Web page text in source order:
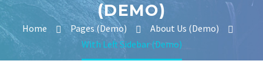
(DEMO)
Home Pages (Demo)
About Us (Demo)
With Left Sidebar (Demo)